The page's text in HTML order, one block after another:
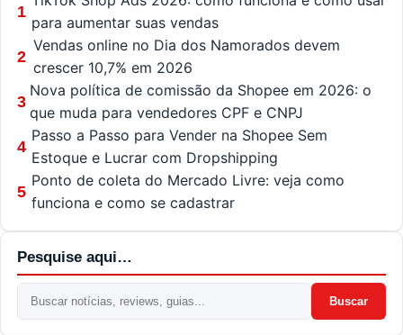
1
para aumentar suas vendas
2
Vendas online no Dia dos Namorados devem
crescer 10,7% em 2026
3
Nova política de comissão da Shopee em 2026: o
que muda para vendedores CPF e CNPJ
4
Passo a Passo para Vender na Shopee Sem
Estoque e Lucrar com Dropshipping
5
Ponto de coleta do Mercado Livre: veja como
funciona e como se cadastrar
Pesquise aqui…
Buscar